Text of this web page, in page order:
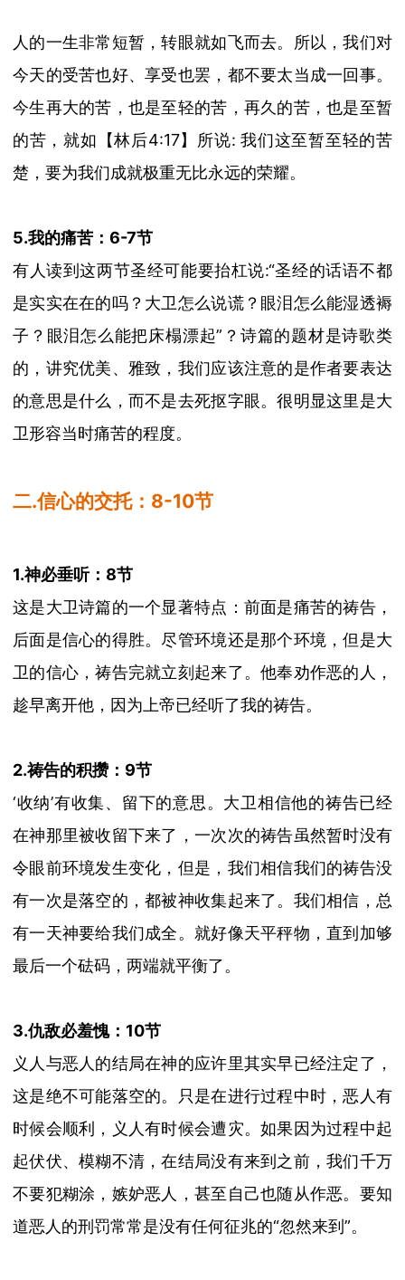
人的一生非常短暂，转眼就如飞而去。所以，我们对
今天的受苦也好、享受也罢，都不要太当成一回事。
今生再大的苦，也是至轻的苦，再久的苦，也是至暂
的苦，就如 【林后4:17】 所说:我们这至暂至轻的苦
楚，要为我们成就极重无比永远的荣耀。
5.我的痛苦：6-7节
有人读到这两节圣经可能要抬杠说:“圣经的话语不都
是实实在在的吗？大卫怎么说谎？眼泪怎么能湿透褥
子？眼泪怎么能把床榻漂起” ？诗篇的题材是诗歌类
的，讲究优美、雅致，我们应该注意的是作者要表达
的意思是什么，而不是去死抠字眼。很明显这里是大
卫形容当时痛苦的程度。
二.信心的交托：8-10节
1.神必垂听：8节
这是大卫诗篇的一个显著特点：前面是痛苦的祷告，
后面是信心的得胜。尽管环境还是那个环境，但是大
卫的信心，祷告完就立刻起来了。他奉劝作恶的人，
趁早离开他，因为上帝已经听了我的祷告。
2.祷告的积攒：9节
‘收纳’有收集、留下的意思。大卫相信他的祷告已经
在神那里被收留下来了，一次次的祷告虽然暂时没有
令眼前环境发生变化，但是，我们相信我们的祷告没
有一次是落空的，都被神收集起来了。我们相信，总
有一天神要给我们成全。就好像天平秤物，直到加够
最后一个砝码，两端就平衡了。
3.仇敌必羞愧：10节
义人与恶人的结局在神的应许里其实早已经注定了，
这是绝不可能落空的。只是在进行过程中时，恶人有
时候会顺利，义人有时候会遭灾。如果因为过程中起
起伏伏、模糊不清，在结局没有来到之前，我们千万
不要犯糊涂，嫉妒恶人，甚至自己也随从作恶。要知
道恶人的刑罚常常是没有任何征兆的“忽然来到”。